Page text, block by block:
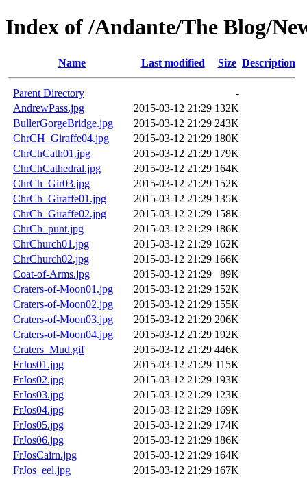
Index of /Andante/The Blog/
Name Last modified Size Description
Parent Directory
-
AndrewPass.jpg
2015-03-12 21:29 132K
BullerGorgeBridge.jpg
2015-03-12 21:29 243K
ChrCH_Giraffe04.jpg
2015-03-12 21:29 180K
ChrChCath01.jpg
2015-03-12 21:29 179K
ChrChCathedral.jpg
2015-03-12 21:29 164K
ChrCh_Gir03.jpg
2015-03-12 21:29 152K
ChrCh_Giraffe01.jpg
2015-03-12 21:29 135K
ChrCh_Giraffe02.jpg
2015-03-12 21:29 158K
ChrCh_punt.jpg
2015-03-12 21:29 186K
ChrChurch01.jpg
2015-03-12 21:29 162K
ChrChurch02.jpg
2015-03-12 21:29 166K
Coat-of-Arms.jpg
2015-03-12 21:29
89K
Craters-of-Moon01.jpg
2015-03-12 21:29 152K
Craters-of-Moon02.jpg
2015-03-12 21:29 155K
Craters-of-Moon03.jpg
2015-03-12 21:29 206K
Craters-of-Moon04.jpg
2015-03-12 21:29 192K
Craters_Mud.gif
2015-03-12 21:29 446K
FrJos01.jpg
2015-03-12 21:29 115K
FrJos02.jpg
2015-03-12 21:29 193K
FrJos03.jpg
2015-03-12 21:29 123K
FrJos04.jpg
2015-03-12 21:29 169K
FrJos05.jpg
2015-03-12 21:29 174K
FrJos06.jpg
2015-03-12 21:29 186K
FrJosCairn.jpg
2015-03-12 21:29 164K
FrJos_eel.jpg
2015-03-12 21:29 167K